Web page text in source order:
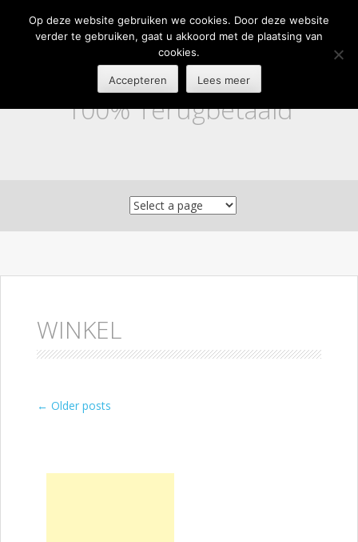
100% Terugbetaald
WINKEL
← Older posts
Op deze website gebruiken we cookies. Door deze website
verder te gebruiken, gaat u akkoord met de plaatsing van
cookies.
Accepteren Lees meer